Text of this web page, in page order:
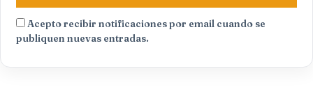
Acepto recibir notificaciones por email cuando se
publiquen nuevas entradas.